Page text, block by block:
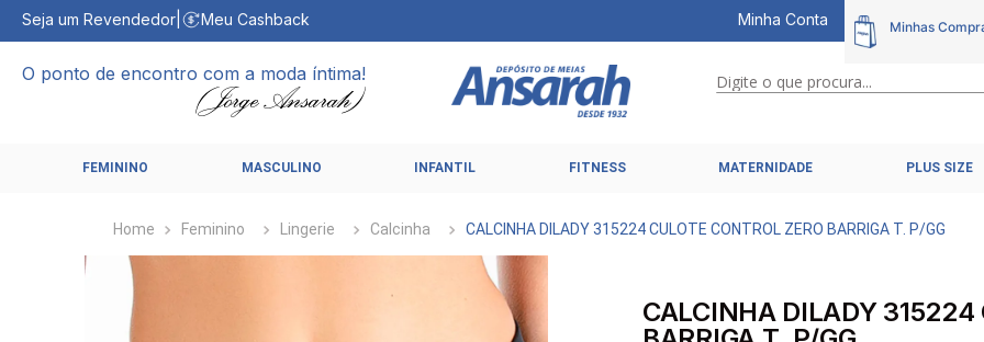
Seja um Revendedor Meu Cashback Minha Conta
O ponto de encontro com a moda íntima! Digite o que procura...
FEMININO MASCULINO INFANTIL FITNESS MATERNIDADE PLUS SIZE
Feminino Lingerie Calcinha CALCINHA DILADY 315224 CULOTE CONTROL ZERO BARRIGA T. P/GG
CALCINHA DILADY 315224
1 º
calcinhas
5º
sutiã liz